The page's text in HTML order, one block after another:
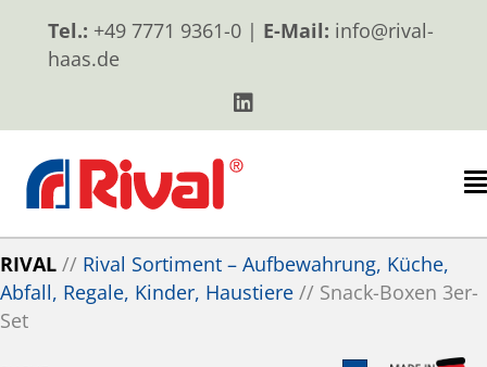
Tel.: +49 7771 9361-0 | E-Mail: info@rival-
haas.de
RIVAL // Rival Sortiment – Aufbewahrung, Küche,
Abfall, Regale, Kinder, Haustiere // Snack-Boxen 3er-
Set